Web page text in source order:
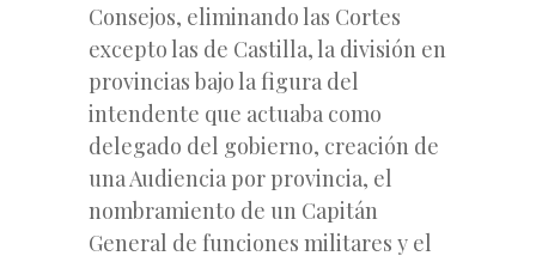
Consejos, eliminando las Cortes
excepto las de Castilla, la división en
provincias bajo la figura del
intendente que actuaba como
delegado del gobierno, creación de
una Audiencia por provincia, el
nombramiento de un Capitán
General de funciones militares y el